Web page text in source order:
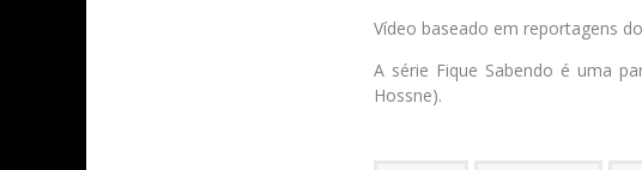
Vídeo baseado em reportagens
A série Fique Sabendo é uma
Hossne).